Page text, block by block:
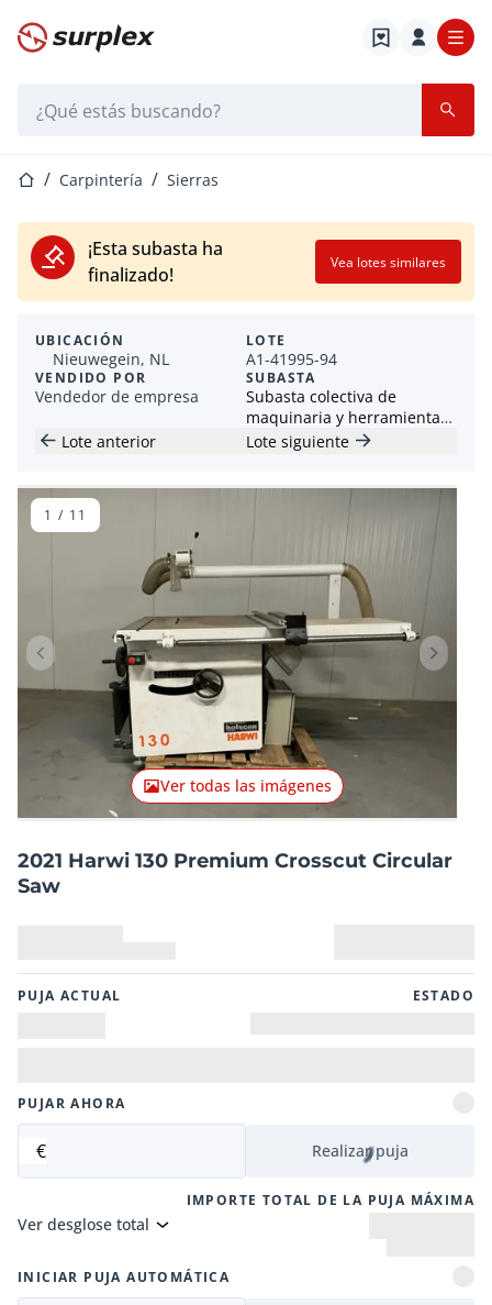
Página de inicio
Página de inicio
Carpintería Sierras
¡Esta subasta ha
finalizado!
Vea lotes similares
UBICACIÓN
Nieuwegein, NL
VENDIDO POR
Vendedor de empresa
LOTE
A1-41995-94
SUBASTA
Subasta colectiva de
maquinaria y herramientas
industriales
Lote anterior Lote siguiente
Artículo anterior
Ver todas las imágenes
1 / 11
2021 Harwi 130 Premium Crosscut Circular
Saw
PUJA ACTUAL ESTADO
PUJAR AHORA
€ Realizar puja
IMPORTE TOTAL DE LA PUJA MÁXIMA
Ver desglose total
INICIAR PUJA AUTOMÁTICA